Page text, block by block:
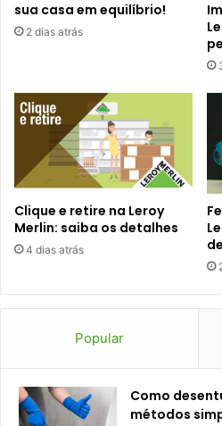
sua casa em equilíbrio!
2 dias atrás
Clique e retire na Leroy
Merlin: saiba os detalhes
4 dias atrás
Popular
Como
métodos